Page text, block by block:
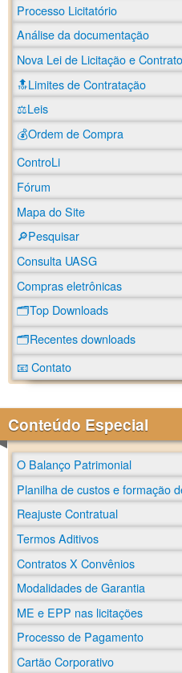
Processo Licitatório
Análise da documentação
Nova Lei de Licitação e
🔝Limites de Contratação
⚖️Leis
💰Ordem de Compra
ControLi
Fórum
Mapa do Site
🔎Pesquisar
Consulta UASG
Compras eletrônicas
🗂️Top Downloads
🗂️Recentes downloads
📧 Contato
Conteúdo Especial
O Balanço Patrimonial
Planilha de custos e formação
Reajuste Contratual
Termos Aditivos
Contratos X Convênios
Modalidades de Garantia
ME e EPP nas licitações
Processo de Pagamento
Cartão Corporativo